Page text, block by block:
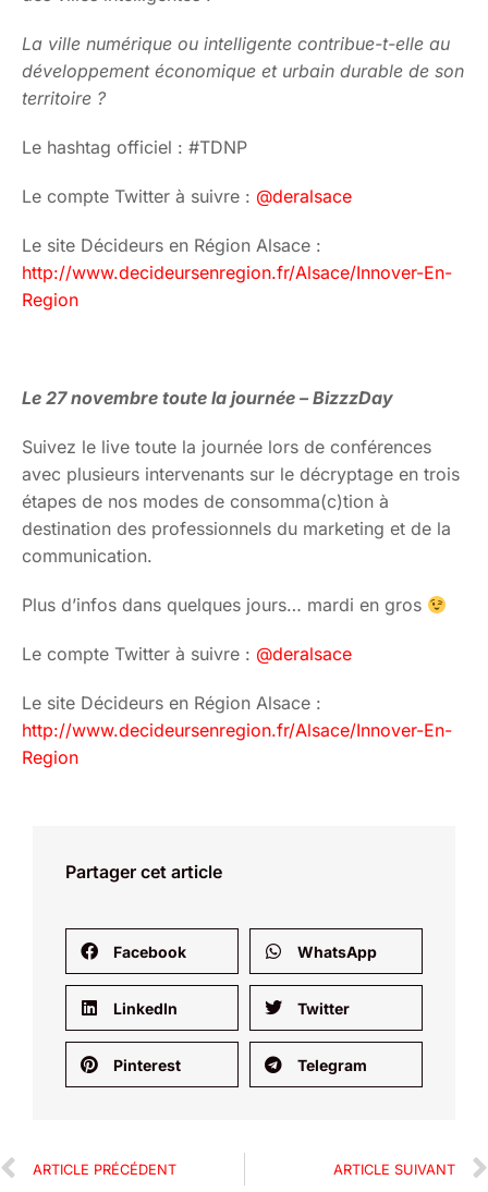
La ville numérique ou intelligente contribue-t-elle au
développement économique et urbain durable de son
territoire ?
Le hashtag officiel : #TDNP
Le compte Twitter à suivre : @deralsace
Le site Décideurs en Région Alsace :
http://www.decideursenregion.fr/Alsace/Innover-En-
Region
Le 27 novembre toute la journée – BizzzDay
Suivez le live toute la journée lors de conférences
avec plusieurs intervenants sur le décryptage en trois
étapes de nos modes de consomma(c)tion à
destination des professionnels du marketing et de la
communication.
Plus d’infos dans quelques jours… mardi en gros
Le compte Twitter à suivre : @deralsace
Le site Décideurs en Région Alsace :
http://www.decideursenregion.fr/Alsace/Innover-En-
Region
Partager cet article
Facebook WhatsApp
LinkedIn Twitter
Pinterest Telegram
ARTICLE PRÉCÉDENT ARTICLE SUIVANT